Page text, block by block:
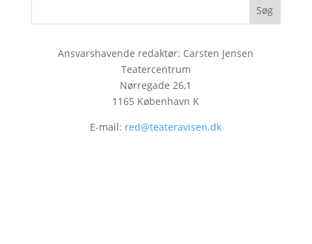
Ansvarshavende redaktør: Carsten Jensen
Teatercentrum
Nørregade 26,1
1165 København K
E-mail: red@teateravisen.dk